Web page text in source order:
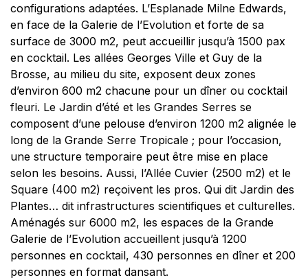
configurations adaptées. L’Esplanade Milne Edwards,
en face de la Galerie de l’Evolution et forte de sa
surface de 3000 m2, peut accueillir jusqu’à 1500 pax
en cocktail. Les allées Georges Ville et Guy de la
Brosse, au milieu du site, exposent deux zones
d’environ 600 m2 chacune pour un dîner ou cocktail
fleuri. Le Jardin d’été et les Grandes Serres se
composent d’une pelouse d’environ 1200 m2 alignée le
long de la Grande Serre Tropicale ; pour l’occasion,
une structure temporaire peut être mise en place
selon les besoins. Aussi, l’Allée Cuvier (2500 m2) et le
Square (400 m2) reçoivent les pros. Qui dit Jardin des
Plantes… dit infrastructures scientifiques et culturelles.
Aménagés sur 6000 m2, les espaces de la Grande
Galerie de l’Evolution accueillent jusqu’à 1200
personnes en cocktail, 430 personnes en dîner et 200
personnes en format dansant.